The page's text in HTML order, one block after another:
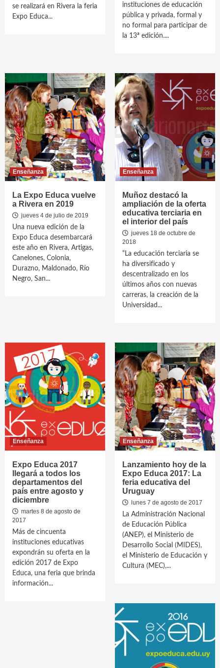
se realizará en Rivera la feria
Expo Educa...
instituciones de educación
pública y privada, formal y
no formal para participar de
la 13ª edición....
Enseñanza
La Expo Educa vuelve
a Rivera en 2019
jueves 4 de julio de 2019
Una nueva edición de la
Expo Educa desembarcará
este año en Rivera, Artigas,
Canelones, Colonia,
Durazno, Maldonado, Río
Negro, San...
Enseñanza
Muñoz destacó la
ampliación de la oferta
educativa terciaria en
el interior del país
jueves 18 de octubre de
2018
“La educación terciaria se
ha diversificado y
descentralizado en los
últimos años con nuevas
carreras, la creación de la
Universidad...
Enseñanza
Expo Educa 2017
llegará a todos los
departamentos del
país entre agosto y
diciembre
martes 8 de agosto de
2017
Más de cincuenta
instituciones educativas
expondrán su oferta en la
edición 2017 de Expo
Educa, una feria que brinda
información...
Enseñanza
Lanzamiento hoy de la
Expo Educa 2017: La
feria educativa del
Uruguay
lunes 7 de agosto de 2017
La Administración Nacional
de Educación Pública
(ANEP), el Ministerio de
Desarrollo Social (MIDES),
el Ministerio de Educación y
Cultura (MEC),...